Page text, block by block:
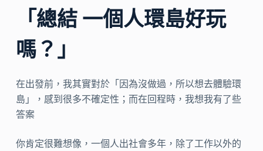
「總結 一個人環島好玩
嗎？」
在出發前，我其實對於「因為沒做過，所以想去體驗環
島」，感到很多不確定性；而在回程時，我想我有了些
答案
你肯定很難想像，一個人出社會多年，除了工作以外的